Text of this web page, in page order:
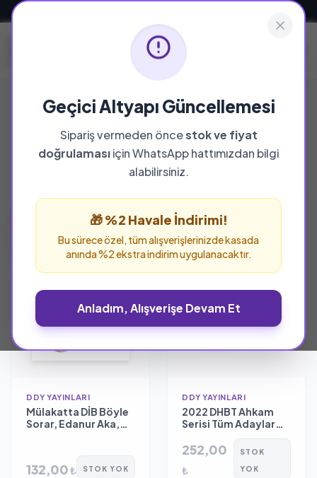
Geçici Altyapı Güncellemesi
Sipariş vermeden öncestok ve fiyat
doğrulamasıiçin WhatsApp hattımızdan bilgi
alabilirsiniz.
🎁 %2 Havale İndirimi!
Bu sürece özel, tüm alışverişlerinizde kasada
anında %2 ekstra indirim uygulanacaktır.
Anladım, Alışverişe Devam Et
Sınavlara Hazırlık
Bu kategoride toplam43ürün bulunuyor.
TÜKENDI
DDY YAYINLARI
Mülakatta DİB Böyle
Sorar, Edanur Aka,
132,00₺ STOK YOK
TÜKENDI
DDY YAYINLARI
2022 DHBT Ahkam
Serisi Tüm Adaylar
Yayınları
252,00
₺
STOK
YOK